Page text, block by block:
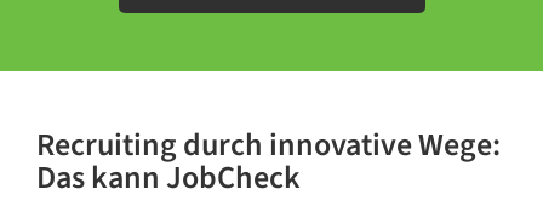
Recruiting durch innovative Wege:
Das kann JobCheck